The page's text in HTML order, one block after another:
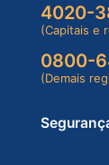
4020-
(Capitais e
0800-
(Demais